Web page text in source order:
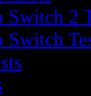
Switch 2
Switch